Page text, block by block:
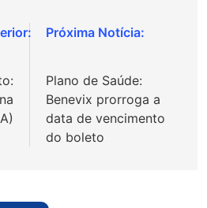
Plano de Saúde:
Benevix prorroga a
data de vencimento
do boleto